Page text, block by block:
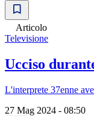
Articolo
Televisione
Ucciso
L'interprete 37enne
27 Mag 2024 - 08:50